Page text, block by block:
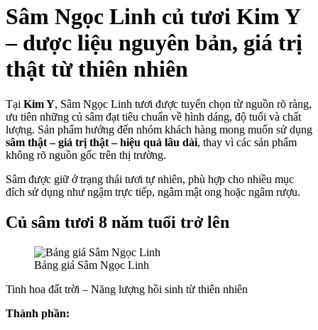
Sâm Ngọc Linh củ tươi Kim Y
– dược liệu nguyên bản, giá trị
thật từ thiên nhiên
Tại Kim Y, Sâm Ngọc Linh tươi được tuyển chọn từ nguồn rõ ràng,
ưu tiên những củ sâm đạt tiêu chuẩn về hình dáng, độ tuổi và chất
lượng. Sản phẩm hướng đến nhóm khách hàng mong muốn sử dụng
sâm thật – giá trị thật – hiệu quả lâu dài, thay vì các sản phẩm
không rõ nguồn gốc trên thị trường.
Sâm được giữ ở trạng thái tươi tự nhiên, phù hợp cho nhiều mục
đích sử dụng như ngậm trực tiếp, ngâm mật ong hoặc ngâm rượu.
Củ sâm tươi 8 năm tuổi trở lên
Bảng giá Sâm Ngọc Linh
Tinh hoa đất trời – Năng lượng hồi sinh từ thiên nhiên
Thành phần: